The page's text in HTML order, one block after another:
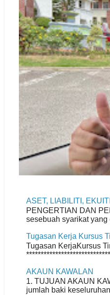
ASET, LIABILITI,
PENGERTIAN DAN
sesebuah syarikat
Tugasan Kerja Kursus
Tugasan KerjaKursus
AKAUN KAWALAN
1. TUJUAN AKAUN
jumlah baki